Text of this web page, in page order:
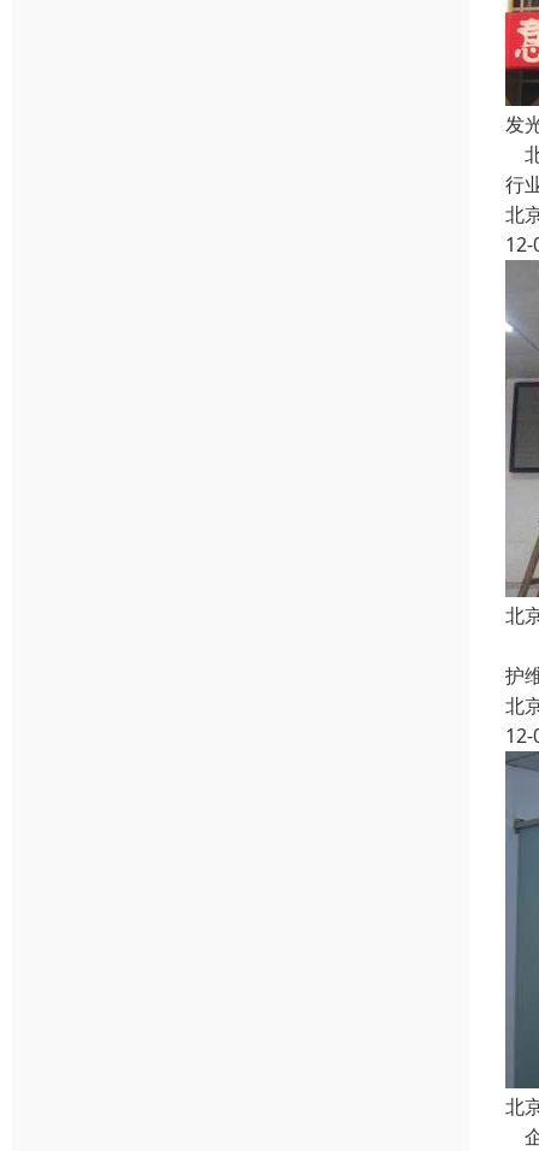
发
行
北
12-
北
护
北
12-
北